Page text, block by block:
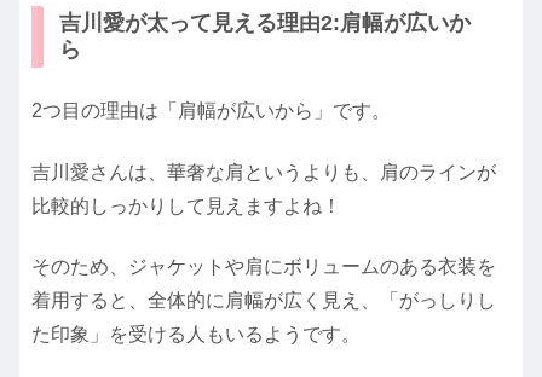
吉川愛が太って見える理由2:肩幅が広いか
ら
2つ目の理由は「肩幅が広いから」です。
吉川愛さんは、華奢な肩というよりも、肩のラインが
比較的しっかりして見えますよね！
そのため、ジャケットや肩にボリュームのある衣装を
着用すると、全体的に肩幅が広く見え、「がっしりし
た印象」を受ける人もいるようです。